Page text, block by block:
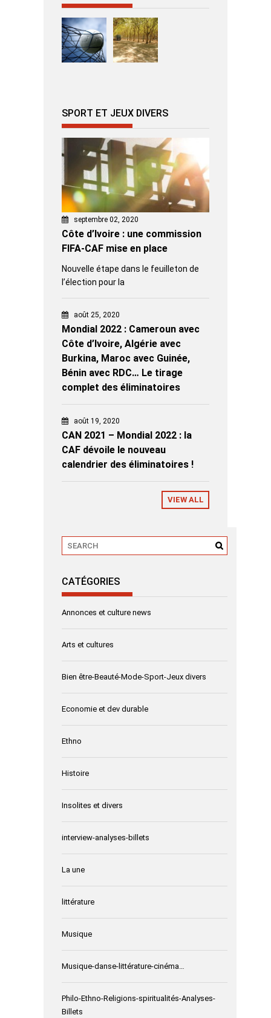
SPORT ET JEUX DIVERS
septembre 02, 2020
Côte d’Ivoire : une commission
FIFA-CAF mise en place
Nouvelle étape dans le feuilleton de
l’élection pour la
août 25, 2020
Mondial 2022 : Cameroun avec
Côte d’Ivoire, Algérie avec
Burkina, Maroc avec Guinée,
Bénin avec RDC… Le tirage
complet des éliminatoires
août 19, 2020
CAN 2021 – Mondial 2022 : la
CAF dévoile le nouveau
calendrier des éliminatoires !
VIEW ALL
CATÉGORIES
Annonces et culture news
Arts et cultures
Bien être-Beauté-Mode-Sport-Jeux divers
Economie et dev durable
Ethno
Histoire
Insolites et divers
interview-analyses-billets
La une
littérature
Musique
Musique-danse-littérature-cinéma…
Philo-Ethno-Religions-spiritualités-Analyses-
Billets